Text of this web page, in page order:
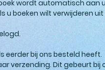
wordt automatisch
boeken wilt verwijderen
eerder bij ons besteld heeft.
verzending. Dit gebeurt bij